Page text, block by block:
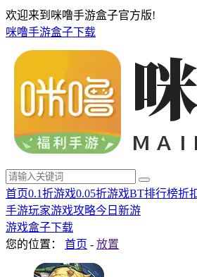
欢迎来到咪噜手游盒子官方版!
咪噜手游盒子下载
首页0.1折游戏0.05折游戏BT排行榜折
手游玩家游戏攻略今日新游
游戏盒子下载
您的位置： 首页 - 放置